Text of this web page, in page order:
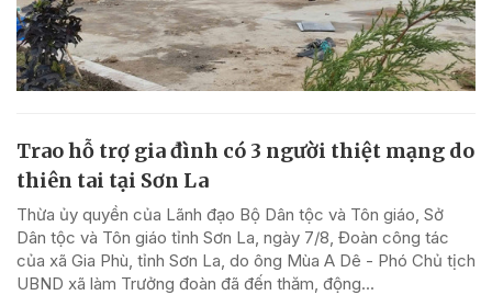
Trao hỗ trợ gia đình có 3 người thiệt mạng do
thiên tai tại Sơn La
Thừa ủy quyền của Lãnh đạo Bộ Dân tộc và Tôn giáo, Sở
Dân tộc và Tôn giáo tỉnh Sơn La, ngày 7/8, Đoàn công tác
của xã Gia Phù, tỉnh Sơn La, do ông Mùa A Dê - Phó Chủ tịch
UBND xã làm Trưởng đoàn đã đến thăm, động...